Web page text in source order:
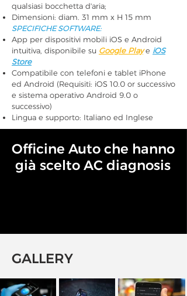
qualsiasi bocchetta d'aria;
Dimensioni: diam. 31 mm x H 15 mm
SPECIFICHE SOFTWARE:
App per dispositivi mobili iOS e Android
intuitiva, disponibile su Google Playe iOS
Store
Compatibile con telefoni e tablet iPhone
ed Android (Requisiti: iOS 10.0 or successivo
e sistema operativo Android 9.0 o
successivo)
Lingua e supporto: Italiano ed Inglese
Officine Auto che hanno
già scelto AC diagnosis
GALLERY